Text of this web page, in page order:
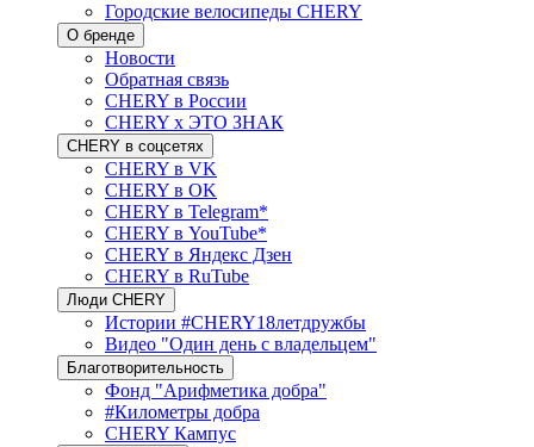
Городские велосипеды CHERY
О бренде
Новости
Обратная связь
CHERY в России
CHERY x ЭТО ЗНАК
CHERY в соцсетях
CHERY в VK
CHERY в OK
CHERY в Telegram*
CHERY в YouTube*
CHERY в Яндекс Дзен
CHERY в RuTube
Люди CHERY
Истории #CHERY18летдружбы
Видео "Один день с владельцем"
Благотворительность
Фонд "Арифметика добра"
#Километры добра
CHERY Кампус